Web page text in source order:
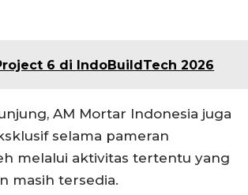
6 di IndoBuildTech 2026
AM Mortar Indonesia juga
selama pameran
melalui aktivitas tertentu yang
masih tersedia.